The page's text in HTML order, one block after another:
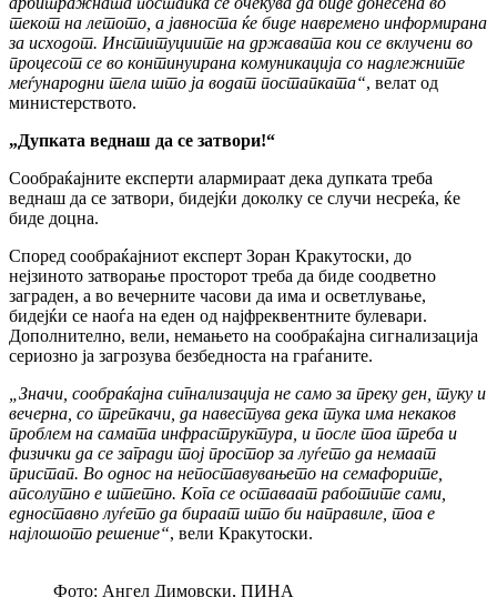
текот на летото, а јавноста ќе биде навремено информирана
за исходот. Институциите на државата кои се вклучени во
процесот се во континуирана комуникација со надлежните
меѓународни тела што ја водат постапката“, велат од
министерството.
„Дупката веднаш да се затвори!“
Сообраќајните експерти алармираат дека дупката треба
веднаш да се затвори, бидејќи доколку се случи несреќа, ќе
биде доцна.
Според сообраќајниот експерт Зоран Кракутоски, до
нејзиното затворање просторот треба да биде соодветно
заграден, а во вечерните часови да има и осветлување,
бидејќи се наоѓа на еден од најфреквентните булевари.
Дополнително, вели, немањето на сообраќајна сигнализација
сериозно ја загрозува безбедноста на граѓаните.
„Значи, сообраќајна сигнализација не само за преку ден, туку и
вечерна, со трепкачи, да навестува дека тука има некаков
проблем на самата инфраструктура, и после тоа треба и
физички да се загради тој простор за луѓето да немаат
пристап. Во однос на непоставувањето на семафорите,
апсолутно е штетно. Кога се оставаат работите сами,
едноставно луѓето да бираат што би направиле, тоа е
најлошото решение“, вели Кракутоски.
Фото: Ангел Димовски, ПИНА